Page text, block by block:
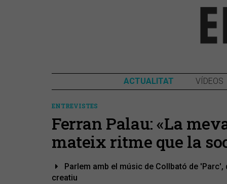
ACTUALITAT VÍDEOS
ENTREVISTES
Ferran Palau: «La
mateix ritme que la
Parlem amb el músic de Collbató de
creatiu